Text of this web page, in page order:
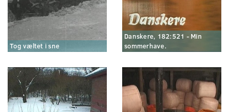
Tog væltet i sne
Danskere, 182:521 - Min
sommerhave.